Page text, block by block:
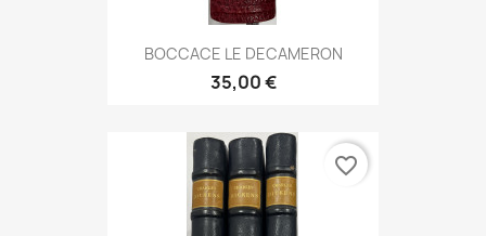
BOCCACE LE DECAMERON
35,00 €
favorite_border